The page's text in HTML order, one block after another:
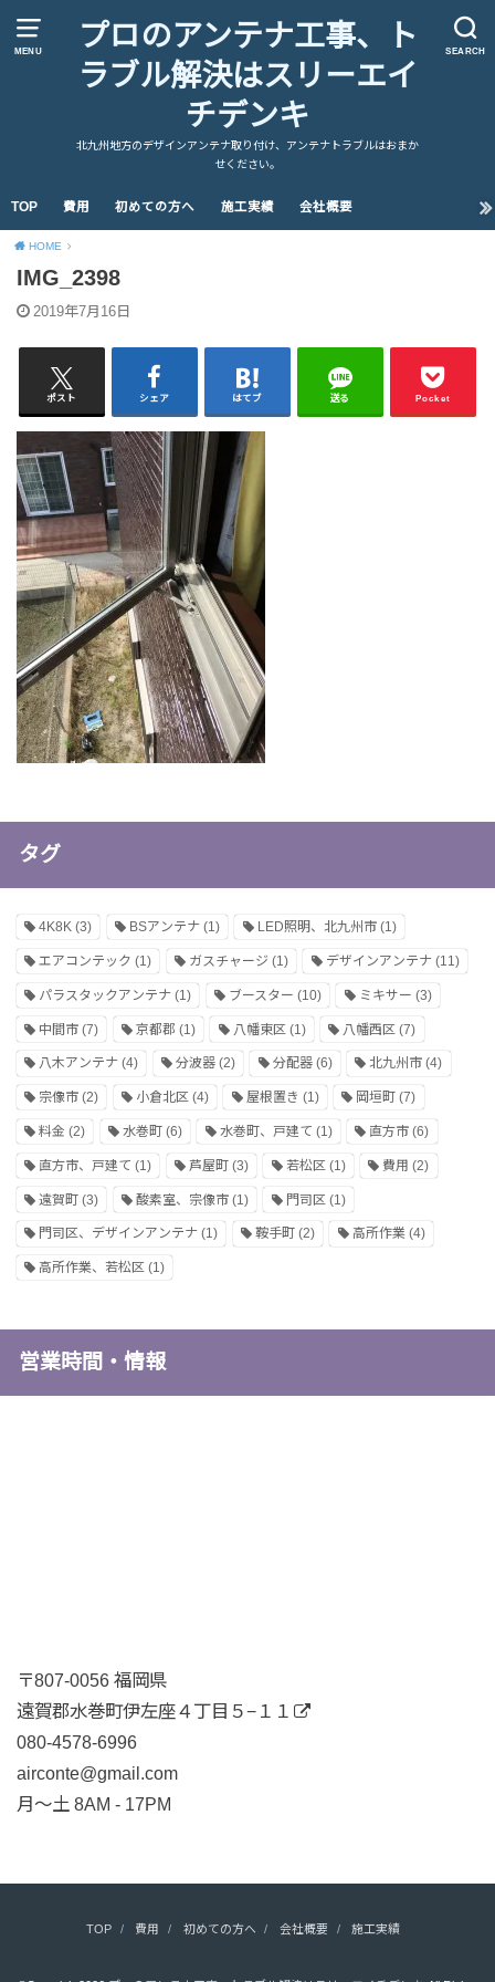
MENU SEARCH
プロのアンテナ工事、ト
ラブル解決はスリーエイ
チデンキ
北九州地方のデザインアンテナ取り付け、アンテナトラブルはおまか
せください。
TOP 費用 初めての方へ 施工実績 会社概要
HOME
IMG_2398
2019年7月16日
ポスト シェア はてブ 送る Pocket
タグ
4K8K (3) BSアンテナ(1) LED照明、北九州市(1)
エアコンテック (1) ガスチャージ (1) デザインアンテナ(11)
パラスタックアンテナ (1) ブースター (10) ミキサー (3)
中間市 (7) 京都郡 (1) 八幡東区 (1) 八幡西区 (7)
八木アンテナ (4) 分波器(2) 分配器(6) 北九州市 (4)
宗像市 (2) 小倉北区(4) 屋根置き (1) 岡垣町 (7)
料金 (2) 水巻町(6) 水巻町、戸建て (1) 直方市 (6)
直方市、戸建て (1) 芦屋町(3) 若松区 (1) 費用 (2)
遠賀町 (3) 酸素室、宗像市(1) 門司区 (1)
門司区、デザインアンテナ (1) 鞍手町(2) 高所作業(4)
高所作業、若松区 (1)
営業時間・情報
〒807-0056 福岡県
遠賀郡水巻町伊左座４丁目５−１１
080-4578-6996
airconte@gmail.com
月〜土 8AM - 17PM
TOP 費用 初めての方へ 会社概要 施工実績